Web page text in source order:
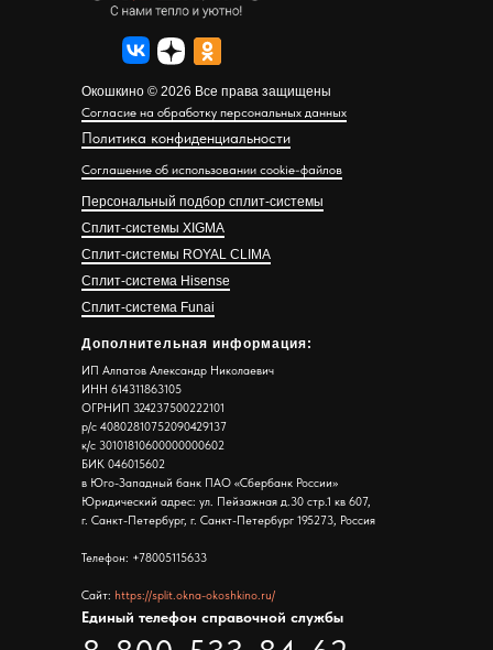
Дополнительная информация:
Персональный подбор сплит-системы
Сплит-системы XIGMA
Сплит-системы ROYAL CLIMA
Сплит-система Hisense
Сплит-система Funai
Окошкино © 2026 Все права защищены
ИП Алпатов Александр Николаевич
ИНН 614311863105
ОГРНИП 324237500222101
р/с 40802810752090429137
к/с 30101810600000000602
БИК 046015602
в Юго-Западный банк ПАО «Сбербанк России»
Юридический адрес: ул. Пейзажная д.30 стр.1 кв 607,
г. Санкт-Петербург, г. Санкт-Петербург 195273, Россия
Телефон: +78005115633
Сайт: https://split.okna-okoshkino.ru/
Согласие на обработку персональных данных
Политика конфиденциальности
Соглашение об использовании cookie-файлов
Единый телефон справочной службы